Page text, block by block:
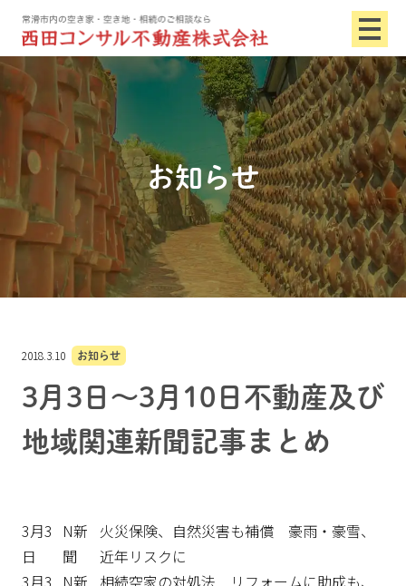
お知らせ
2018.3.10 お知らせ
3月3日～3月10日不動産及び
地域関連新聞記事まとめ
3月3
日
N新
聞
火災保険、自然災害も補償 豪雨・豪雪、
近年リスクに
3月3
N新
相続空家の対処法 リフォームに助成も、